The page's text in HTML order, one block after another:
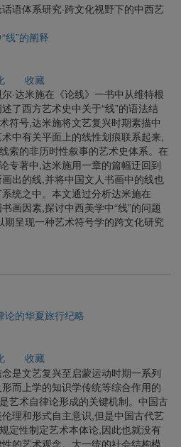
语体系研究·跨文化视野下的中西艺
线”的阐释
收藏
·达米施在《论线》一书中从维特根
了西方艺术史中关于“线”的语法结
符号,达米施将文艺复兴时期素描中
中有关平面上的线性划痕联系起来,
索的非历时性叙事的艺术史体系。在
专著中,达米施用一章的篇幅迂回到
出的线,并将中国文人书画中的线也
统之中。本文通过分析达米施在
画因素,探讨中西美学中“线”的问题
期呈现一种艺术符号学的跨文化研究
论的华夏旅行纪略
收藏
是文艺复兴至启蒙运动时期一系列
而上学的知识学传统等综合作用的
艺术自律论形成的关键机制。中国古
理和形式自主意识,但是中国古代艺
定性制定艺术本体论,因此也就没有
的艺术观念。大一统的社会结构模